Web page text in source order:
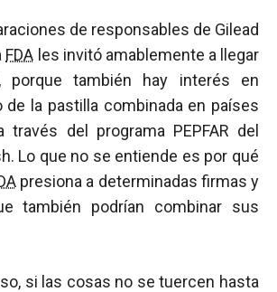
de responsables de Gilead
FDA les invitó amablemente a llegar
porque también hay interés en
de la pastilla combinada en países
través del programa PEPFAR del
Lo que no se entiende es por qué
presiona a determinadas firmas y
también podrían combinar sus
si las cosas no se tuercen hasta